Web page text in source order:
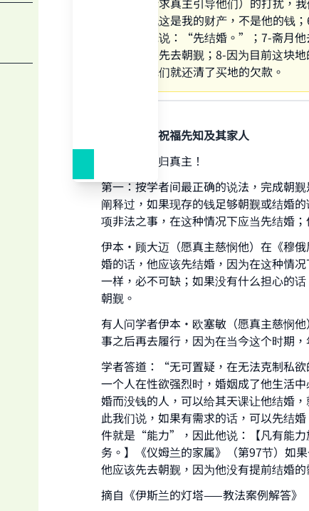
觐，他说这是我的财产，不是他的钱
朝觐，他说：“先结婚。”；7-斋月
们说我要先去朝觐；8-因为目前这块
去世前我们就还清了买地的欠款。
感谢真主，祝福先知及其家人
一切赞颂全归真主！
第一：按学者间最正确的说法，完成朝
阐释过，如果现存的钱足够朝觐或结婚
项非法之事，在这种情况下应当先结婚
伊本·顾大迈（愿真主慈悯他）在《穆
婚的话，他应该先结婚，因为在这种情
一样，必不可缺；如果没有什么担心的
朝觐。
有人问学者伊本・欧塞敏（愿真主慈悯
事之后再去履行，因为在当今这个时期
学者答道：“无可置疑，在无法克制私
一个人在性欲强烈时，婚姻成了他生活
婚而没钱的人，可以给其天课让他结婚
此我们说，如果有需求的话，可以先结
件就是“能力”，因此他说：【凡有能力
务。】《仪姆兰的家属》（第97节）如
他应该先去朝觐，因为他没有提前结婚的
摘自《伊斯兰的灯塔——教法案例解答》